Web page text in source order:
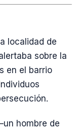
localidad de
sobre la
en el barrio
hombre de